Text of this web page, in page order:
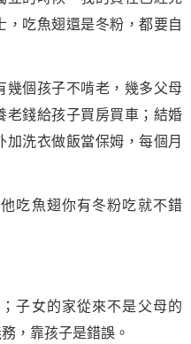
，吃魚翅還是冬粉，都要自
個孩子不啃老，幾多父母
老錢給孩子買房買車；結婚
洗衣做飯當保姆，每個月
魚翅你有冬粉吃就不錯
女的家從來不是父母的
，靠孩子是錯誤。